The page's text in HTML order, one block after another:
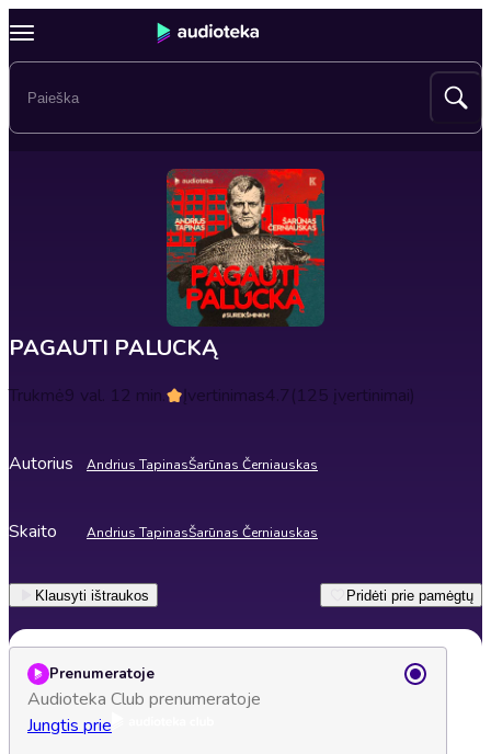
PAGAUTI PALUCKĄ
Trukmė9 val. 12 min. Įvertinimas4.7(125 įvertinimai)
Autorius Andrius TapinasŠarūnas Černiauskas
Skaito Andrius TapinasŠarūnas Černiauskas
Klausyti ištraukos Pridėti prie pamėgtų
Prenumeratoje
Audioteka Club prenumeratoje
Jungtis prie